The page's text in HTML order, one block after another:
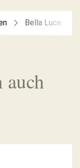
Bella Luce
auch